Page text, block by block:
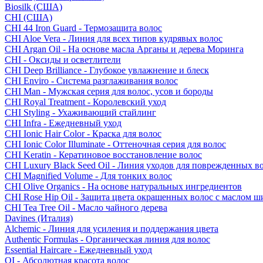
Biosilk (США)
CHI (США)
CHI 44 Iron Guard - Термозащита волос
CHI Aloe Vera - Линия для всех типов кудрявых волос
CHI Argan Oil - На основе масла Арганы и дерева Моринга
CHI - Оксиды и осветлители
CHI Deep Brilliance - Глубокое увлажнение и блеск
CHI Enviro - Система разглаживания волос
CHI Man - Мужская серия для волос, усов и бороды
CHI Royal Treatment - Королевский уход
CHI Styling - Ухаживающий стайлинг
CHI Infra - Ежедневный уход
CHI Ionic Hair Color - Краска для волос
CHI Ionic Color Illuminate - Оттеночная серия для волос
CHI Keratin - Кератиновое восстановление волос
CHI Luxury Black Seed Oil - Линия уходов для поврежденных
CHI Magnified Volume - Для тонких волос
CHI Olive Organics - На основе натуральных ингредиентов
CHI Rose Hip Oil - Защита цвета окрашенных волос с маслом
CHI Tea Tree Oil - Масло чайного дерева
Davines (Италия)
Alchemic - Линия для усиления и поддержания цвета
Authentic Formulas - Органическая линия для волос
Essential Haircare - Eжедневный уход
OI - Абсолютная красота волос